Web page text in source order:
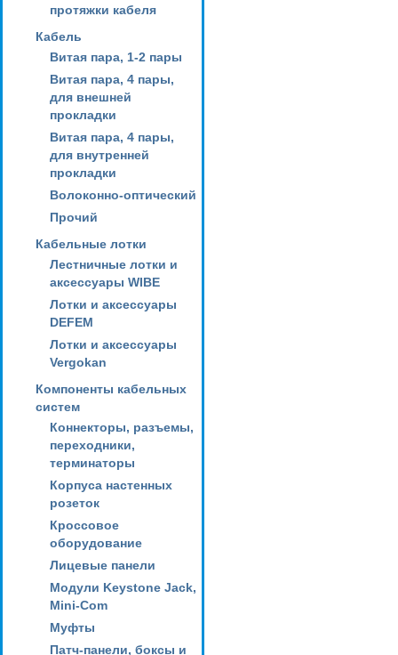
протяжки кабеля
Кабель
Витая пара, 1-2 пары
Витая пара, 4 пары,
для внешней
прокладки
Витая пара, 4 пары,
для внутренней
прокладки
Волоконно-оптический
Прочий
Кабельные лотки
Лестничные лотки и
аксессуары WIBE
Лотки и аксессуары
DEFEM
Лотки и аксессуары
Vergokan
Компоненты кабельных
систем
Коннекторы, разъемы,
переходники,
терминаторы
Корпуса настенных
розеток
Кроссовое
оборудование
Лицевые панели
Модули Keystone Jack,
Mini-Com
Муфты
Патч-панели, боксы и